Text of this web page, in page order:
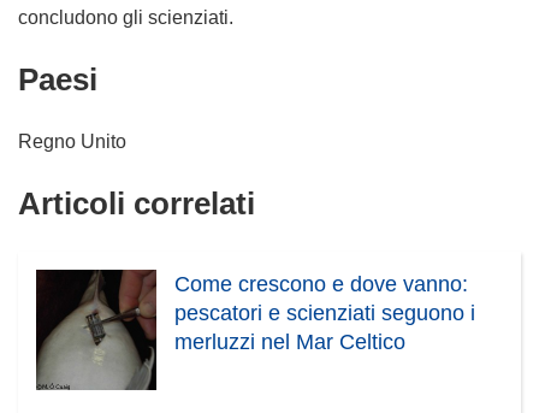
concludono gli scienziati.
Paesi
Regno Unito
Articoli correlati
Come crescono e dove vanno:
pescatori e scienziati seguono i
merluzzi nel Mar Celtico